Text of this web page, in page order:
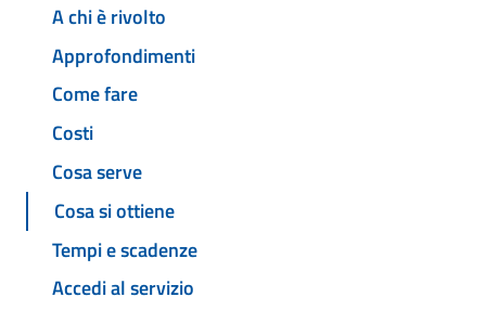
A chi è rivolto
Approfondimenti
Come fare
Costi
Cosa serve
Cosa si ottiene
Tempi e scadenze
Accedi al servizio